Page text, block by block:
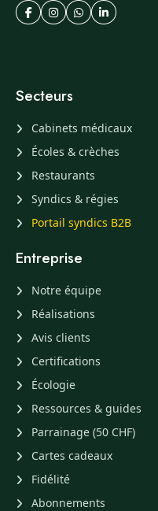
Secteurs
Cabinets médicaux
Écoles & crèches
Restaurants
Syndics & régies
Portail syndics B2B
Entreprise
Notre équipe
Réalisations
Avis clients
Certifications
Écologie
Ressources & guides
Parrainage (50 CHF)
Cartes cadeaux
Fidélité
Abonnements